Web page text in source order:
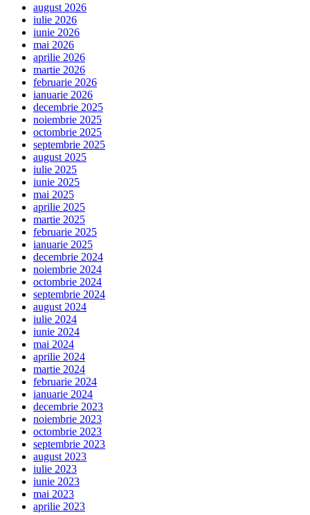
august 2026
iulie 2026
iunie 2026
mai 2026
aprilie 2026
martie 2026
februarie 2026
ianuarie 2026
decembrie 2025
noiembrie 2025
octombrie 2025
septembrie 2025
august 2025
iulie 2025
iunie 2025
mai 2025
aprilie 2025
martie 2025
februarie 2025
ianuarie 2025
decembrie 2024
noiembrie 2024
octombrie 2024
septembrie 2024
august 2024
iulie 2024
iunie 2024
mai 2024
aprilie 2024
martie 2024
februarie 2024
ianuarie 2024
decembrie 2023
noiembrie 2023
octombrie 2023
septembrie 2023
august 2023
iulie 2023
iunie 2023
mai 2023
aprilie 2023